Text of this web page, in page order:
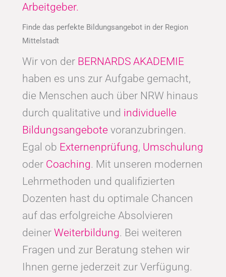
Arbeitgeber.
Finde das perfekte Bildungsangebot in der Region
Mittelstadt
Wir von der BERNARDS AKADEMIE
haben es uns zur Aufgabe gemacht,
die Menschen auch über NRW hinaus
durch qualitative und individuelle
Bildungsangebote voranzubringen.
Egal ob Externenprüfung, Umschulung
oder Coaching. Mit unseren modernen
Lehrmethoden und qualifizierten
Dozenten hast du optimale Chancen
auf das erfolgreiche Absolvieren
deiner Weiterbildung. Bei weiteren
Fragen und zur Beratung stehen wir
Ihnen gerne jederzeit zur Verfügung.